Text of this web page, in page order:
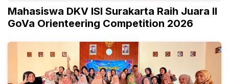
Mahasiswa DKV ISI Surakarta Raih Juara II
GoVa Orienteering Competition 2026